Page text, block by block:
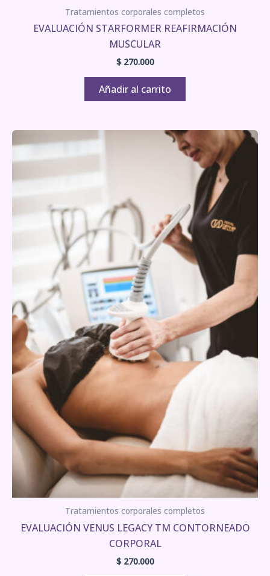
Tratamientos corporales completos
EVALUACIÓN STARFORMER REAFIRMACIÓN
MUSCULAR
$270.000
Añadir al carrito
Tratamientos corporales completos
EVALUACIÓN VENUS LEGACY TM CONTORNEADO
CORPORAL
$270.000